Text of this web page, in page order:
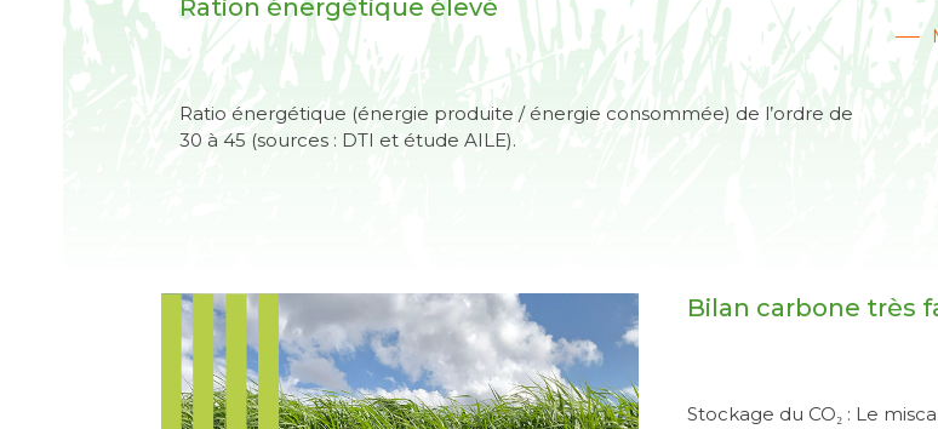
Ration énergétique élevé
Ratio énergétique (énergie produite / énergie consommée) de l’ordre de
30 à 45 (sources : DTI et étude AILE).
Bilan carbone très
Stockage du CO₂ : Le